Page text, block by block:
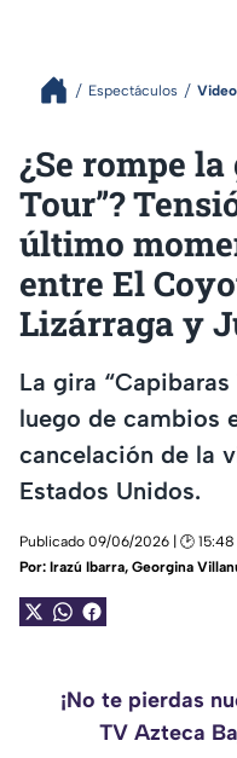
Espectáculos Video
¿Se rompe
Tour”?
último
entre El
Lizárraga y
La gira
luego de cambios
cancelación de la
Estados Unidos.
Publicado 09/06/2026 | 🕑 15:48
Por: Irazú Ibarra, Georgina
¡No te pierdas
TV Azteca